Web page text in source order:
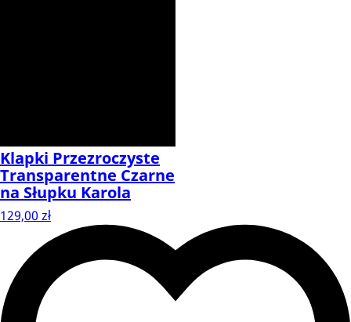
Klapki Przezroczyste
Transparentne Czarne
na Słupku Karola
129,00 zł